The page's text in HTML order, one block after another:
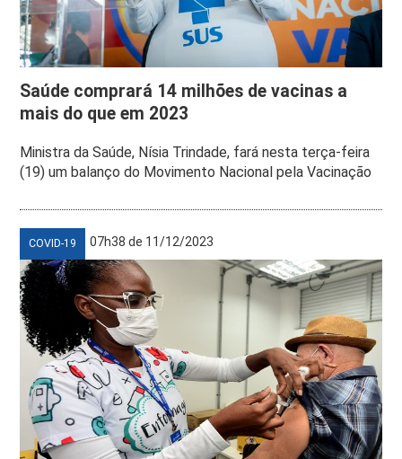
Saúde comprará 14 milhões de vacinas a
mais do que em 2023
Ministra da Saúde, Nísia Trindade, fará nesta terça-feira
(19) um balanço do Movimento Nacional pela Vacinação
COVID-19 07h38 de 11/12/2023